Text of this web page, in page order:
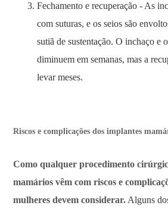
Fechamento e recuperação - As
com suturas, e os seios são
sutiã de sustentação. O inchaço e
diminuem em semanas, mas a
levar meses.
Riscos e complicações dos implantes
Como qualquer procedimento
mamários vêm com riscos e
mulheres devem considerar. Alguns